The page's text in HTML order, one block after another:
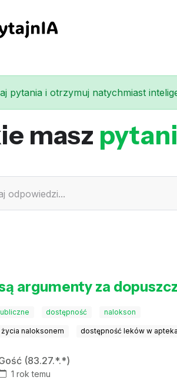
pytania i otrzymuj natychmiast
masz
argumenty za
dostępność nalokson
naloksonem dostępność leków w
(83.27.*.*)
1 rok temu